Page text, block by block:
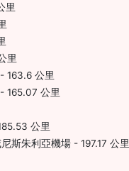
里
里
163.6 公里
165.07 公里
公里
斯朱利亞機場 - 197.17 公里